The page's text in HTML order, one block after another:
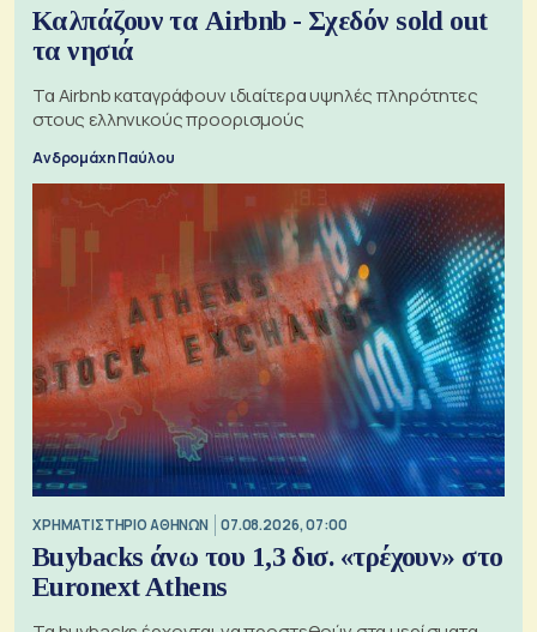
Καλπάζουν τα Airbnb - Σχεδόν sold out
τα νησιά
Τα Airbnb καταγράφουν ιδιαίτερα υψηλές πληρότητες
στους ελληνικούς προορισμούς
Ανδρομάχη Παύλου
XΡΗΜΑΤΙΣΤΗΡΙΟ ΑΘΗΝΩΝ 07.08.2026, 07:00
Buybacks άνω του 1,3 δισ. «τρέχουν» στο
Euronext Athens